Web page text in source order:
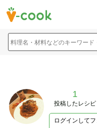
料理名・材料などのキーワード
1
投稿したレシピ
ログインして